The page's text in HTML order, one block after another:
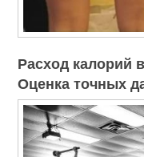
Расход калорий
Оценка точных